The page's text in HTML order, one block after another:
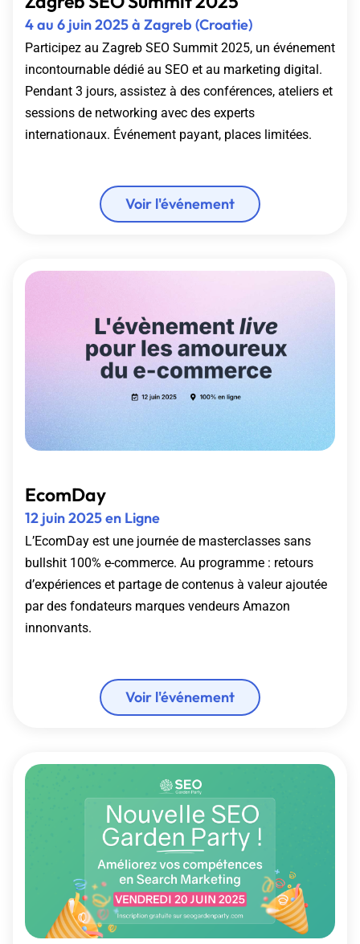
4 au 6 juin 2025 à Zagreb (Croatie)
Participez au Zagreb SEO Summit 2025, un événement
incontournable dédié au SEO et au marketing digital.
Pendant 3 jours, assistez à des conférences, ateliers et
sessions de networking avec des experts
internationaux. Événement payant, places limitées.
Voir l'événement
EcomDay
12 juin 2025 en Ligne
L’EcomDay est une journée de masterclasses sans
bullshit 100% e-commerce. Au programme : retours
d’expériences et partage de contenus à valeur ajoutée
par des fondateurs marques vendeurs Amazon
innonvants.
Voir l'événement